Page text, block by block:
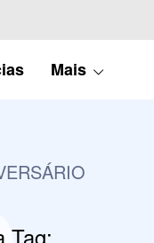
Mais
Tag: